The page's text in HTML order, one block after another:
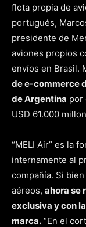
flota propia de
portugués,
presidente de
aviones propios
envíos en Brasil.
de e-commerce
de Argentina por
USD 61.000
“MELI Air” es la
internamente al
compañía. Si
aéreos, ahora se
exclusiva y con
marca. “En el